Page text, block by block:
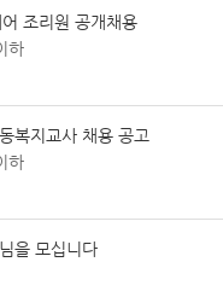
조리원 공개채용
하
복지교사 채용 공고
하
을 모십니다